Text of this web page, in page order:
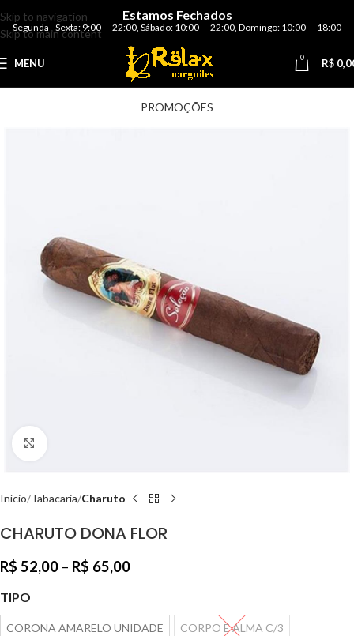
Skip to navigation
Skip to main content
Estamos Fechados
Segunda - Sexta: 9:00 — 22:00 Sábado: 10:00 — 22:00 Domingo: 10:00 — 18:00
MENU 0 R$
PROMOÇÕES
Início Tabacaria Charuto
CHARUTO DONA FLOR
R$ 52,00 – R$ 65,00
TIPO
CORONA AMARELO UNIDADE CORPO E ALMA C/3